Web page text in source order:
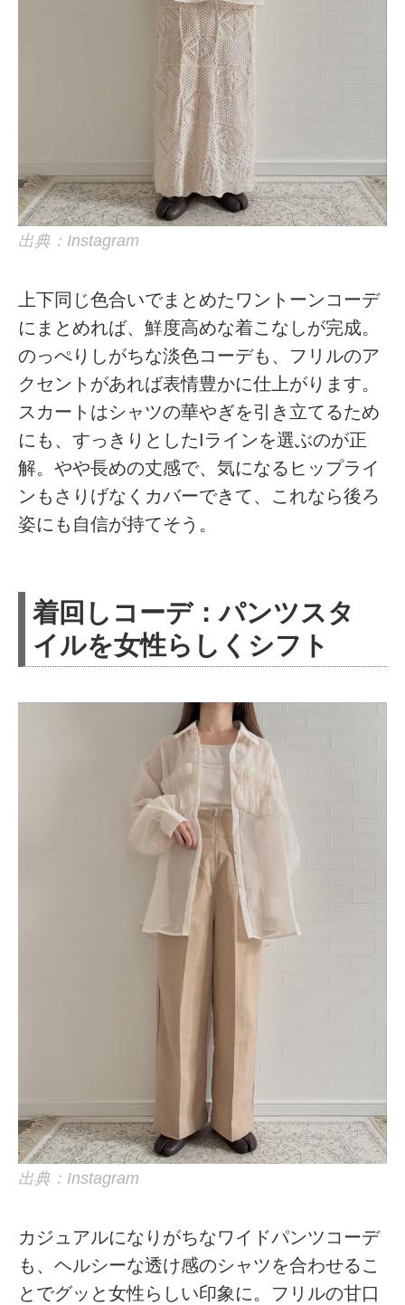
出典：Instagram
上下同じ色合いでまとめたワントーンコーデ
にまとめれば、鮮度高めな着こなしが完成。
のっぺりしがちな淡色コーデも、フリルのア
クセントがあれば表情豊かに仕上がります。
スカートはシャツの華やぎを引き立てるため
にも、すっきりとしたIラインを選ぶのが正
解。やや長めの丈感で、気になるヒップライ
ンもさりげなくカバーできて、これなら後ろ
姿にも自信が持てそう。
着回しコーデ：パンツスタ
イルを女性らしくシフト
出典：Instagram
カジュアルになりがちなワイドパンツコーデ
も、ヘルシーな透け感のシャツを合わせるこ
とでグッと女性らしい印象に。フリルの甘口